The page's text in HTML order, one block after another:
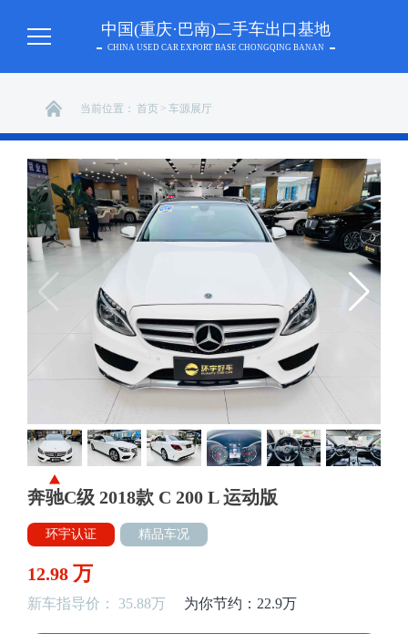
中国(重庆·巴南)二手车出口基地
CHINA USED CAR EXPORT BASE CHONGQING BANAN
当前位置： 首页 > 车源展厅
奔驰C级 2018款 C 200 L 运动版
环宇认证 精品车况
12.98 万
新车指导价： 35.88万 为你节约：22.9万